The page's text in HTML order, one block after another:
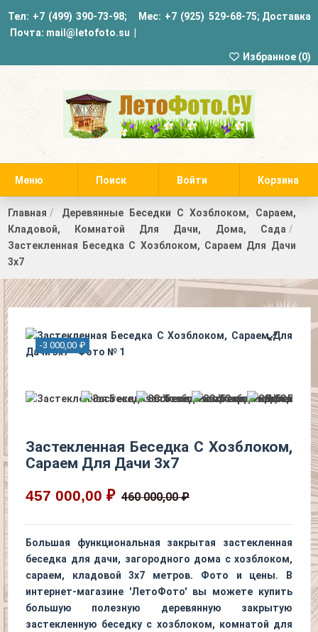
Тел: +7 (499) 390-73-98; Мес: +7 (925) 529-68-75;
Почта: mail@letofoto.su
Доставка
Избранное (0)
Меню Поиск Войти Корзина
Главная
Деревянные Беседки С Хозблоком, Сараем,
Кладовой, Комнатой Для Дачи, Дома, Сада
Застекленная Беседка С Хозблоком, Сараем Для Дачи
3х7
-3 000,00 ₽
Застекленная Беседка С Хозблоком,
Сараем Для Дачи 3х7
457 000,00 ₽ 460 000,00 ₽
Большая функциональная закрытая застекленная
беседка для дачи, загородного дома с хозблоком,
сараем, кладовой 3х7 метров. Фото и цены. В
интернет-магазине 'ЛетоФото' вы можете купить
большую полезную деревянную закрытую
застекленную беседку с хозблоком, комнатой для